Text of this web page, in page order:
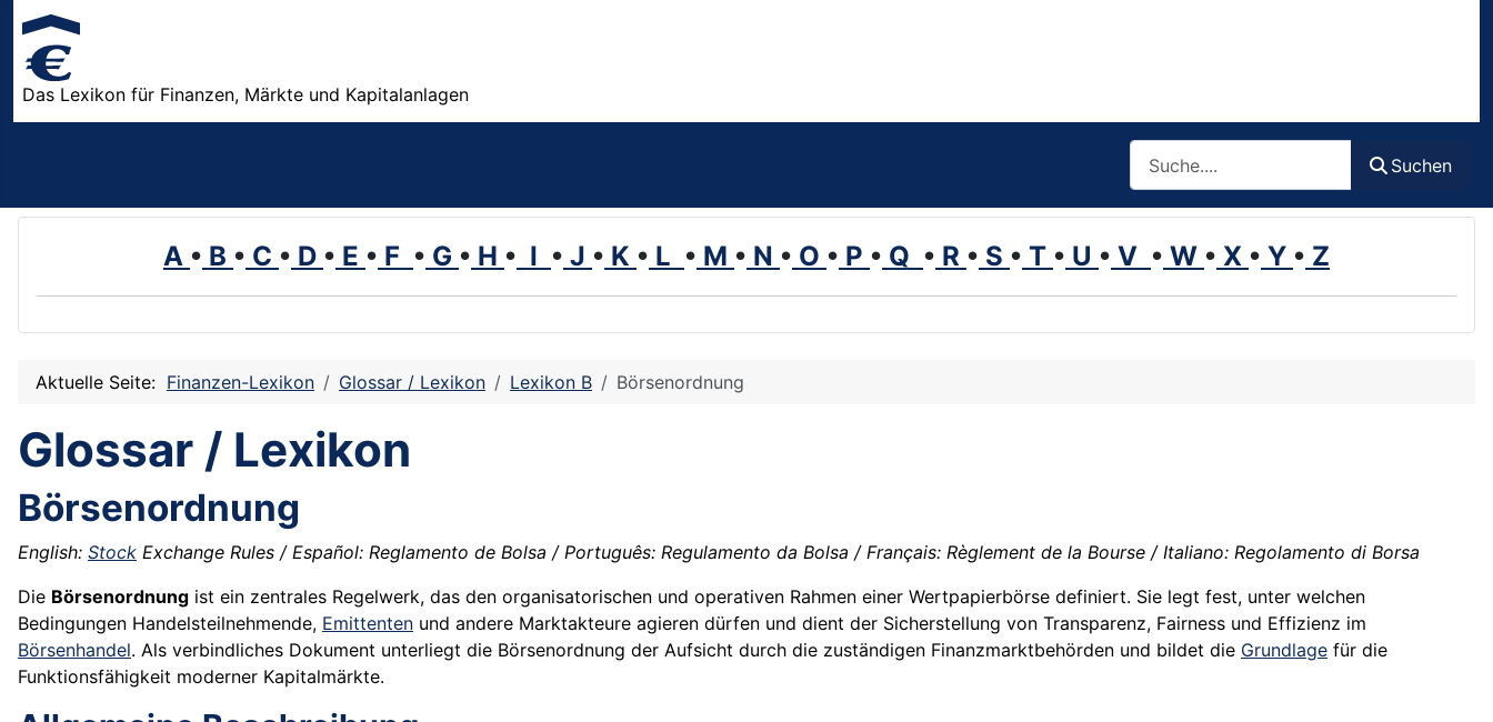
Das Lexikon für Finanzen, Märkte und Kapitalanlagen
Suchen
A • B • C • D • E • F • G • H • I • J • K • L • M • N • O • P • Q • R • S • T • U • V • W • X • Y • Z
Aktuelle Seite: Finanzen-Lexikon Glossar / Lexikon Lexikon B Börsenordnung
Glossar / Lexikon
Börsenordnung
English: Stock Exchange Rules / Español: Reglamento de Bolsa / Português: Regulamento da Bolsa / Français: Règlement de la Bourse / Italiano: Regolamento di Borsa
Die Börsenordnung ist ein zentrales Regelwerk, das den organisatorischen und operativen Rahmen einer Wertpapierbörse definiert. Sie legt fest, unter welchen
Bedingungen Handelsteilnehmende, Emittenten und andere Marktakteure agieren dürfen und dient der Sicherstellung von Transparenz, Fairness und Effizienz im
Börsenhandel. Als verbindliches Dokument unterliegt die Börsenordnung der Aufsicht durch die zuständigen Finanzmarktbehörden und bildet die Grundlage für die
Funktionsfähigkeit moderner Kapitalmärkte.